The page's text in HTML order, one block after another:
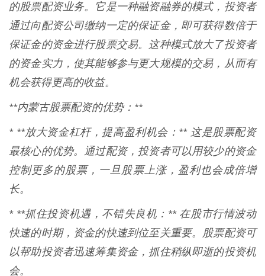
的股票配资业务。它是一种融资融券的模式，投资者
通过向配资公司缴纳一定的保证金，即可获得数倍于
保证金的资金进行股票交易。这种模式放大了投资者
的资金实力，使其能够参与更大规模的交易，从而有
机会获得更高的收益。
**内蒙古股票配资的优势：**
* **放大资金杠杆，提高盈利机会：** 这是股票配资
最核心的优势。通过配资，投资者可以用较少的资金
控制更多的股票，一旦股票上涨，盈利也会成倍增
长。
* **抓住投资机遇，不错失良机：** 在股市行情波动
快速的时期，资金的快速到位至关重要。股票配资可
以帮助投资者迅速筹集资金，抓住稍纵即逝的投资机
会。